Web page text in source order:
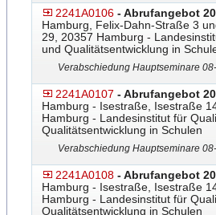
2241A0106 - Abrufangebot
Hamburg, Felix-Dahn-Straße 3
29, 20357 Hamburg -
und Qualitätsentwicklung in
Verabschiedung Hauptseminare
2241A0107 - Abrufangebot
Hamburg - Isestraße, Isestraße
Hamburg - Landesinstitut für
Qualitätsentwicklung in Schulen
Verabschiedung Hauptseminare
2241A0108 - Abrufangebot
Hamburg - Isestraße, Isestraße
Hamburg - Landesinstitut für
Qualitätsentwicklung in Schulen